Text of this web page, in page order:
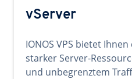
vServer
IONOS VPS bietet
starker Server-
und unbegrenztem